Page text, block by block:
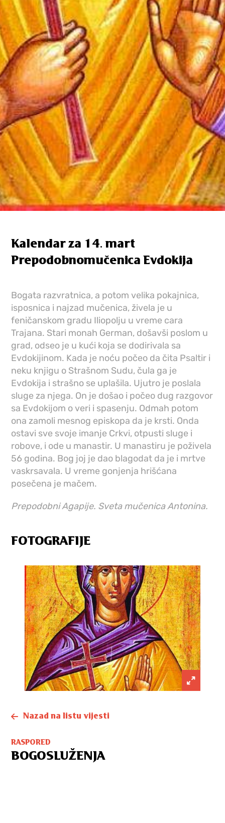
Kalendar za 14. mart
Prepodobnomučenica Evdokija
Bogata razvratnica, a potom velika pokajnica,
isposnica i najzad mučenica, živela je u
feničanskom gradu Iliopolju u vreme cara
Trajana. Stari monah German, došavši poslom u
grad, odseo je u kući koja se dodirivala sa
Evdokijinom. Kada je noću počeo da čita Psaltir i
neku knjigu o Strašnom Sudu, čula ga je
Evdokija i strašno se uplašila. Ujutro je poslala
sluge za njega. On je došao i počeo dug razgovor
sa Evdokijom o veri i spasenju. Odmah potom
ona zamoli mesnog episkopa da je krsti. Onda
ostavi sve svoje imanje Crkvi, otpusti sluge i
robove, i ode u manastir. U manastiru je poživela
56 godina. Bog joj je dao blagodat da je i mrtve
vaskrsavala. U vreme gonjenja hrišćana
posečena je mačem.
Prepodobni Agapije. Sveta mučenica Antonina.
FOTOGRAFIJE
Nazad na listu vijesti
RASPORED
BOGOSLUŽENJA